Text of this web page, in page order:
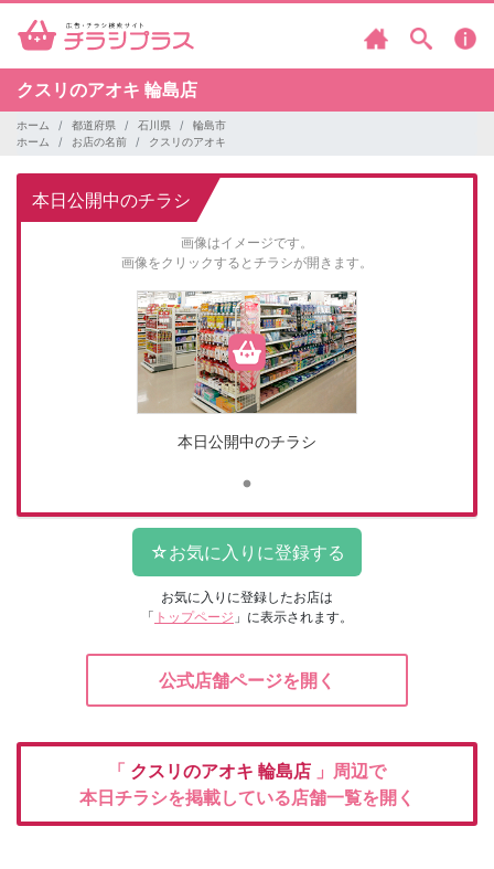
クスリのアオキ 輪島店
ホーム 都道府県 石川県
輪島市
ホーム
お店の名前 クスリのアオキ
本日公開中のチラシ
画像はイメージです。
画像をクリックするとチラシが開きます。
本日公開中のチラシ
お気に入りに登録したお店は
「 トップページ 」に表示されます。
公式店舗ページを開く
「 クスリのアオキ 輪島店 」周辺で
本日チラシを掲載している店舗一覧を開く